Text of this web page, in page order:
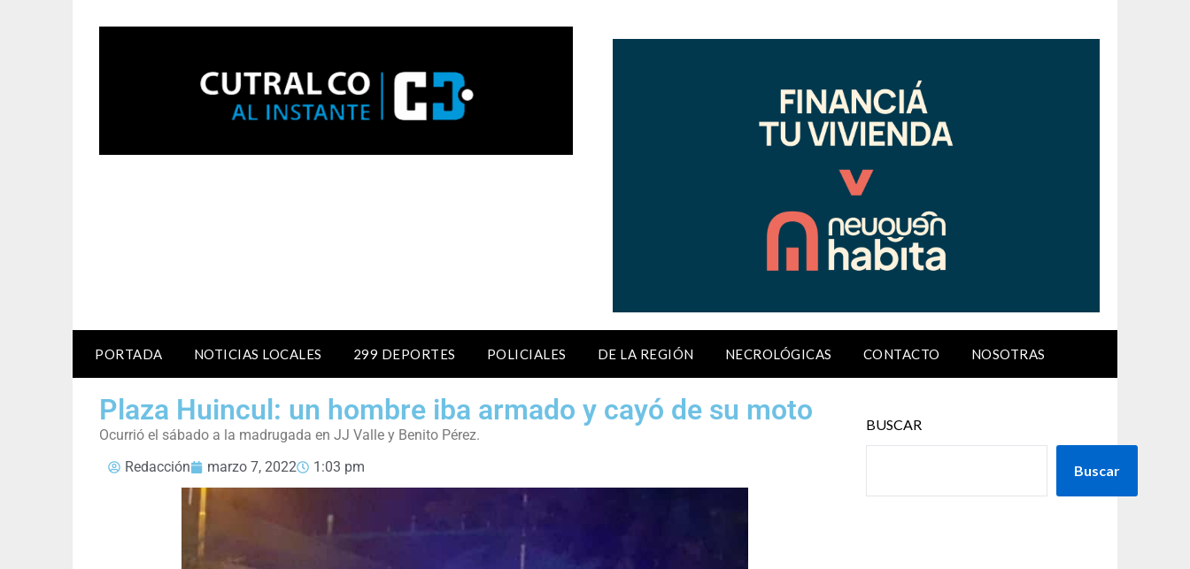
PORTADA NOTICIAS LOCALES 299 DEPORTES POLICIALES DE LA REGIÓN NECROLÓGICAS CONTACTO NOSOTRAS
Plaza Huincul: un hombre iba armado y cayó de su moto
Ocurrió el sábado a la madrugada en JJ Valle y Benito Pérez.
Redacción
marzo 7, 2022 1:03 pm
BUSCAR
Buscar